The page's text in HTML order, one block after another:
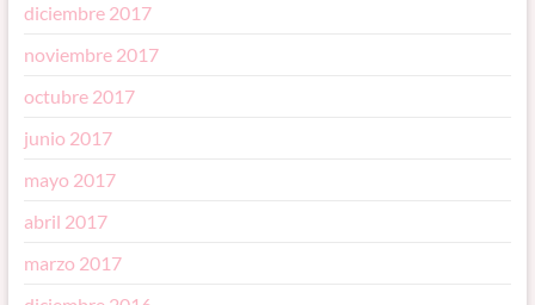
diciembre 2017
noviembre 2017
octubre 2017
junio 2017
mayo 2017
abril 2017
marzo 2017